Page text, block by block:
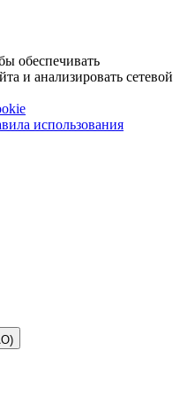
обеспечивать
и анализировать сетевой
использования